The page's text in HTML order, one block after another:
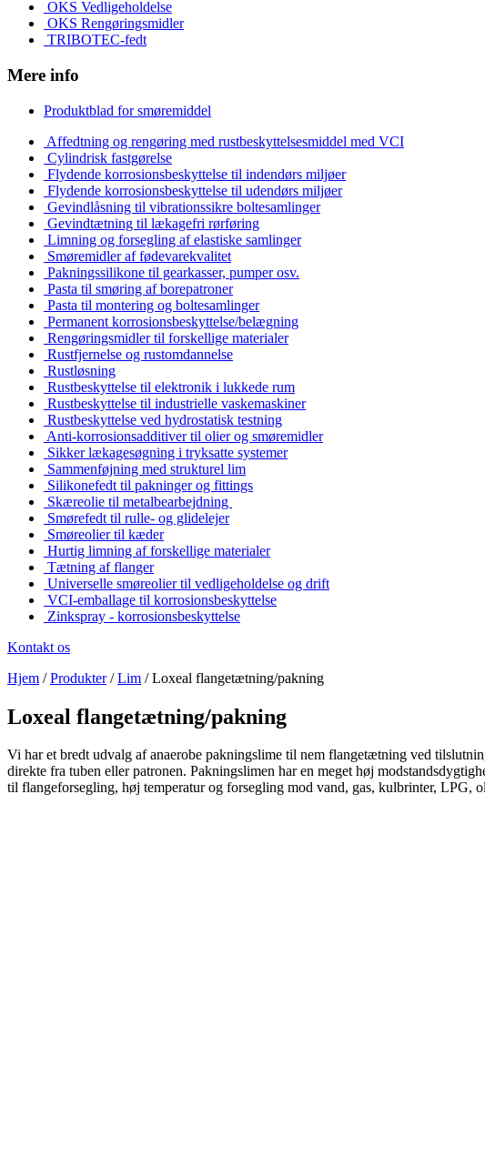
OKS Vedligeholdelse
OKS Rengøringsmidler
TRIBOTEC-fedt
Mere info
Produktblad for smøremiddel
Affedtning og rengøring med rustbeskyttelsesmiddel med VCI
Cylindrisk fastgørelse
Flydende korrosionsbeskyttelse til indendørs miljøer
Flydende korrosionsbeskyttelse til udendørs miljøer
Gevindlåsning til vibrationssikre boltesamlinger
Gevindtætning til lækagefri rørføring
Limning og forsegling af elastiske samlinger
Smøremidler af fødevarekvalitet
Pakningssilikone til gearkasser, pumper osv.
Pasta til smøring af borepatroner
Pasta til montering og boltesamlinger
Permanent korrosionsbeskyttelse/belægning
Rengøringsmidler til forskellige materialer
Rustfjernelse og rustomdannelse
Rustløsning
Rustbeskyttelse til elektronik i lukkede rum
Rustbeskyttelse til industrielle vaskemaskiner
Rustbeskyttelse ved hydrostatisk testning
Anti-korrosionsadditiver til olier og smøremidler
Sikker lækagesøgning i tryksatte systemer
Sammenføjning med strukturel lim
Silikonefedt til pakninger og fittings
Skæreolie til metalbearbejdning
Smørefedt til rulle- og glidelejer
Smøreolier til kæder
Hurtig limning af forskellige materialer
Tætning af flanger
Universelle smøreolier til vedligeholdelse og drift
VCI-emballage til korrosionsbeskyttelse
Zinkspray - korrosionsbeskyttelse
Kontakt os
Hjem /Produkter/Lim /Loxeal flangetætning/pakning
Loxeal flangetætning/pakning
Vi har et bredt udvalg af anaerobe pakningslime til nem flangetætning ved
direkte fra tuben eller patronen. Pakningslimen har en meget høj
til flangeforsegling, høj temperatur og forsegling mod vand, gas, kulbrinter, LPG,